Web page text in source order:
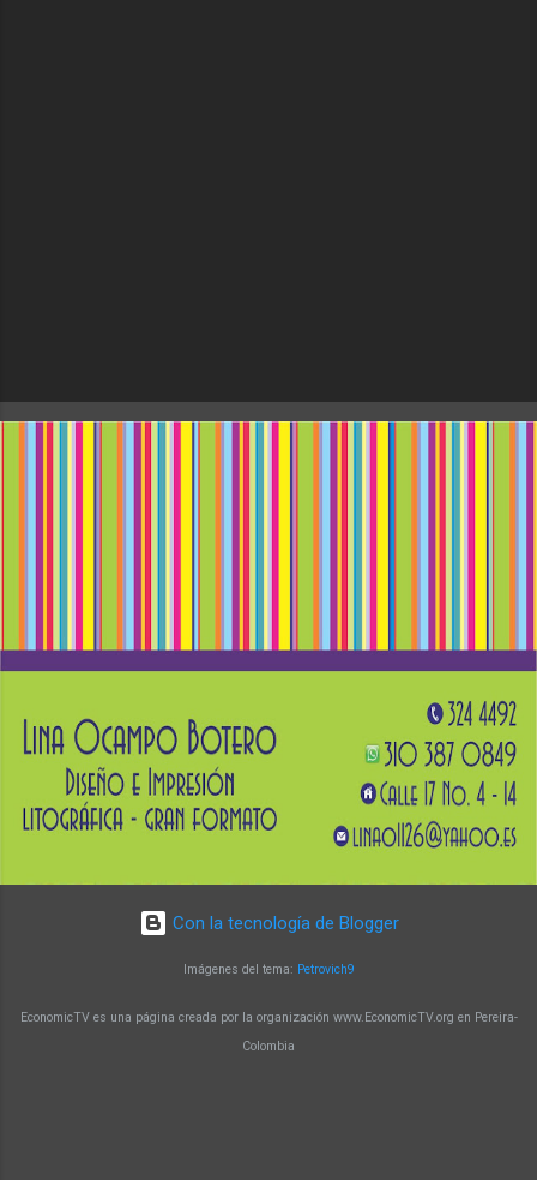
Con la tecnología de Blogger
Imágenes del tema: Petrovich9
EconomicTV es una página creada por la organización www.EconomicTV.org en Pereira-
Colombia